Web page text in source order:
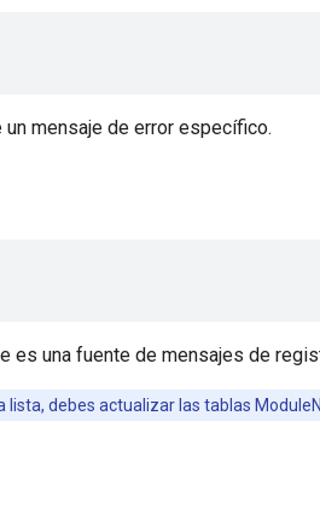
mensaje de error específico.
es una fuente de mensajes de
debes actualizar las tablas